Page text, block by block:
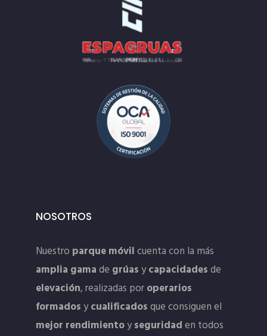
NOSOTROS
Nuestro parque móvil cuenta con la más
amplia gama de grúas ycapacidades de
elevación, realizadas por operarios
formados ycualificados que consiguen el
mejor rendimientoyseguridad en todos